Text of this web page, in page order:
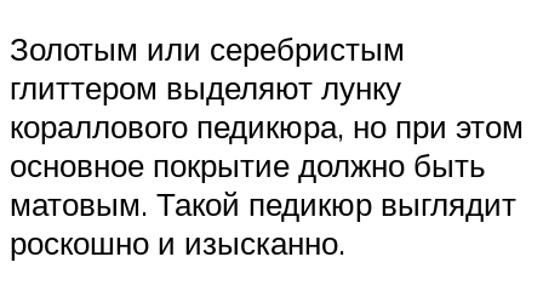
Золотым или серебристым
глиттером выделяют лунку
кораллового педикюра, но при этом
основное покрытие должно быть
матовым. Такой педикюр выглядит
роскошно и изысканно.